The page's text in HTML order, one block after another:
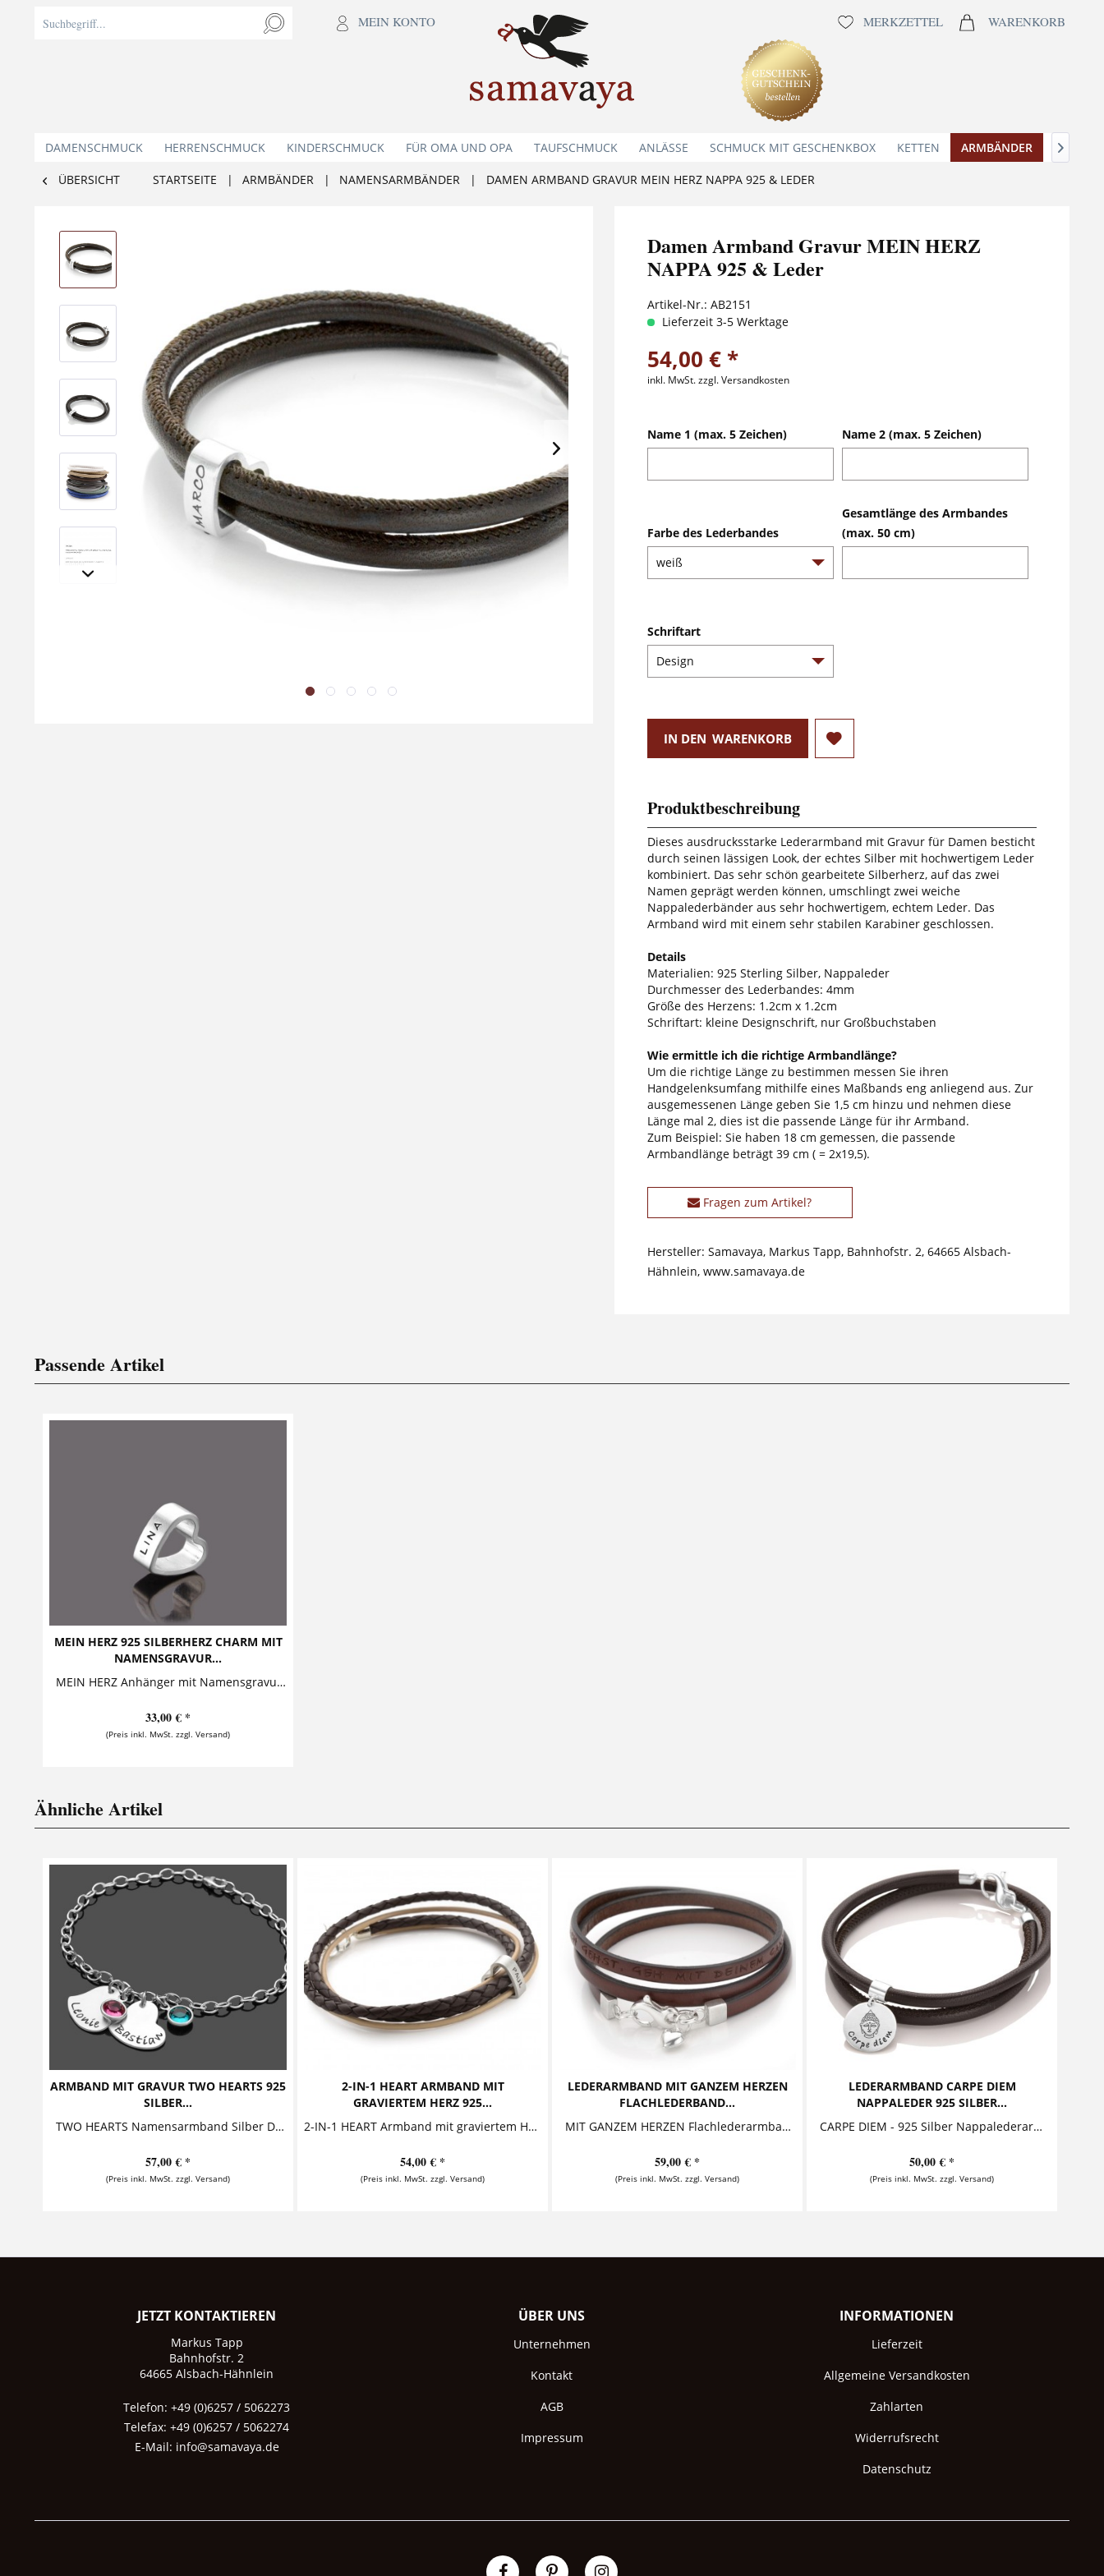
MEIN KONTO MERKZETTEL WARENKORB
DAMENSCHMUCK HERRENSCHMUCK KINDERSCHMUCK FÜR OMA UND OPA TAUFSCHMUCK ANLÄSSE SCHMUCK MIT GESCHENKBOX KETTEN ARMBÄNDER 
ÜBERSICHT STARTSEITE | ARMBÄNDER | NAMENSARMBÄNDER | DAMEN ARMBAND GRAVUR MEIN HERZ NAPPA 925 & LEDER
Damen Armband Gravur MEIN HERZ
NAPPA 925 & Leder
Artikel-Nr.: AB2151
Lieferzeit 3-5 Werktage
54,00 € *
inkl. MwSt.zzgl. Versandkosten
Name 1 (max. 5 Zeichen) Name 2 (max. 5 Zeichen)
Farbe des Lederbandes
Gesamtlänge des Armbandes
(max. 50 cm)
Schriftart
IN DEN WARENKORB
Produktbeschreibung
Dieses ausdrucksstarke Lederarmband mit Gravur für Damen besticht
durch seinen lässigen Look, der echtes Silber mit hochwertigem Leder
kombiniert. Das sehr schön gearbeitete Silberherz, auf das zwei
Namen geprägt werden können, umschlingt zwei weiche
Nappalederbänder aus sehr hochwertigem, echtem Leder. Das
Armband wird mit einem sehr stabilen Karabiner geschlossen.
Details
Materialien: 925 Sterling Silber, Nappaleder
Durchmesser des Lederbandes: 4mm
Größe des Herzens: 1.2cm x 1.2cm
Schriftart: kleine Designschrift, nur Großbuchstaben
Wie ermittle ich die richtige Armbandlänge?
Um die richtige Länge zu bestimmen messen Sie ihren
Handgelenksumfang mithilfe eines Maßbands eng anliegend aus. Zur
ausgemessenen Länge geben Sie 1,5 cm hinzu und nehmen diese
Länge mal 2, dies ist die passende Länge für ihr Armband.
Zum Beispiel: Sie haben 18 cm gemessen, die passende
Armbandlänge beträgt 39 cm ( = 2x19,5).
Fragen zum Artikel?
Hersteller: Samavaya, Markus Tapp, Bahnhofstr. 2, 64665 Alsbach-
Hähnlein, www.samavaya.de
Passende Artikel
MEIN HERZ 925 SILBERHERZ CHARM MIT
NAMENSGRAVUR...
MEIN HERZ Anhänger mit Namensgravur aus 925 Silber Ein exklusives massives Silberherz, welches mit einem oder zwei Namen bestempelt wird. Es...
33,00 € *
(Preis inkl. MwSt. zzgl. Versand)
Ähnliche Artikel
ARMBAND MIT GRAVUR TWO HEARTS 925
SILBER...
TWO HEARTS Namensarmband Silber Dieses zauberhafte Armband mit Gravur besteht aus zwei sehr schön geformten Herzen, auf denen Namen oder...
57,00 € *
(Preis inkl. MwSt. zzgl. Versand)
2-IN-1 HEART ARMBAND MIT
GRAVIERTEM HERZ 925...
2-IN-1 HEART Armband mit graviertem Herz Armband mit graviertem Herz, bestehend aus zwei verschiedenen Lederbändern: einem Rundriemen-Lederband...
54,00 € *
(Preis inkl. MwSt. zzgl. Versand)
LEDERARMBAND MIT GANZEM HERZEN
FLACHLEDERBAND...
MIT GANZEM HERZEN Flachlederarmband mit Wunschtext "Wohin du auch gehst, geh mit deinem ganzen Herzen." Bezauberndes Armband aus sehr...
59,00 € *
(Preis inkl. MwSt. zzgl. Versand)
LEDERARMBAND CARPE DIEM
NAPPALEDER 925 SILBER...
CARPE DIEM - 925 Silber Nappalederarmband Dieses stylische Armband besteht aus weichem Nappaleder, wird zweimal um das Handgelenk gewickelt...
50,00 € *
(Preis inkl. MwSt. zzgl. Versand)
JETZT KONTAKTIEREN
Markus Tapp
Bahnhofstr. 2
64665 Alsbach-Hähnlein
Telefon: +49 (0)6257 / 5062273
Telefax: +49 (0)6257 / 5062274
E-Mail: info@samavaya.de
ÜBER UNS
Unternehmen
Kontakt
AGB
Impressum
INFORMATIONEN
Lieferzeit
Allgemeine Versandkosten
Zahlarten
Widerrufsrecht
Datenschutz